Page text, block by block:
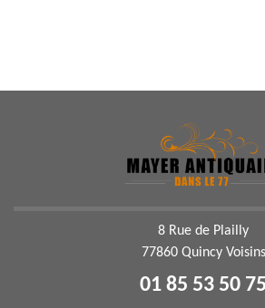
8 Rue de Plailly
77860 Quincy Voisins
01 85 53 50 75